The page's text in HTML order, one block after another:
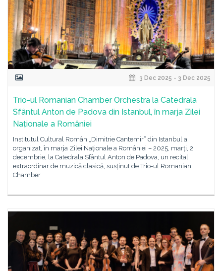
3 Dec 2025 - 3 Dec 2025
Trio-ul Romanian Chamber Orchestra la Catedrala
Sfântul Anton de Padova din Istanbul, în marja Zilei
Naționale a României
Institutul Cultural Român „Dimitrie Cantemir” din Istanbul a
organizat, în marja Zilei Naționale a României – 2025, marți, 2
decembrie, la Catedrala Sfântul Anton de Padova, un recital
extraordinar de muzică clasică, susținut de Trio-ul Romanian
Chamber